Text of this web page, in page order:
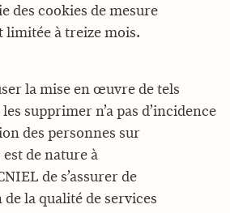
des cookies de mesure
limitée à treize mois.
la mise en œuvre de tels
supprimer n’a pas d’incidence
des personnes sur
est de nature à
de s’assurer de
de la qualité de services